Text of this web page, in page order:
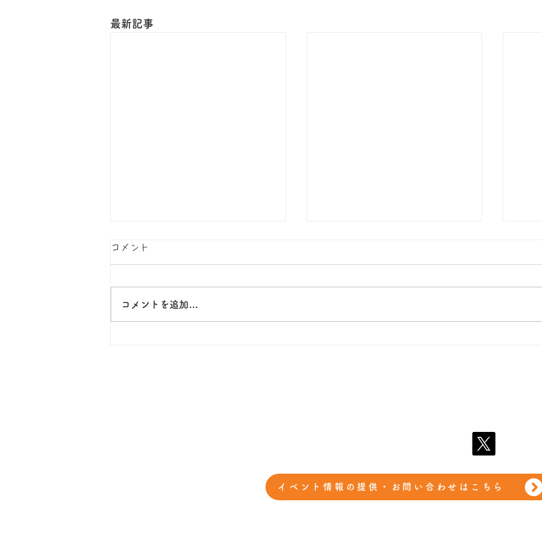
最新記事
コメント
コメントを追加…
イベント情報の提供・お問い合わせはこちら